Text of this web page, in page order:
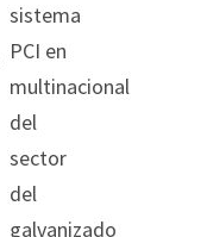
sistema
PCI en
multinacional
del
sector
del
galvanizado